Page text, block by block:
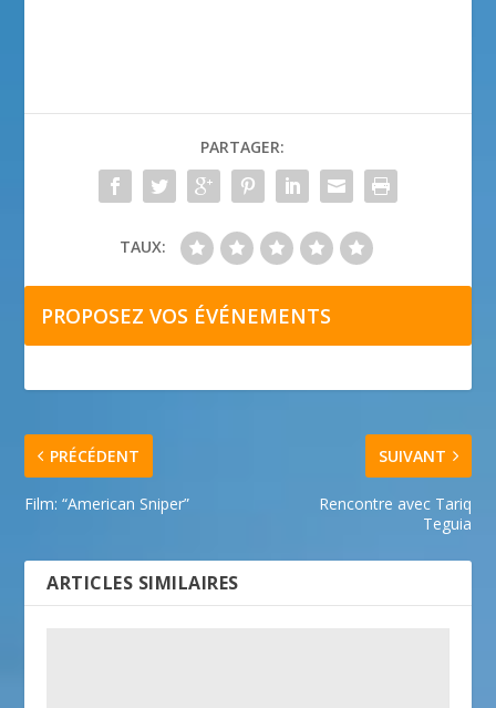
PARTAGER:
TAUX:
PROPOSEZ VOS ÉVÉNEMENTS
PRÉCÉDENT
Film: “American Sniper”
SUIVANT
Rencontre avec Tariq
Teguia
ARTICLES SIMILAIRES